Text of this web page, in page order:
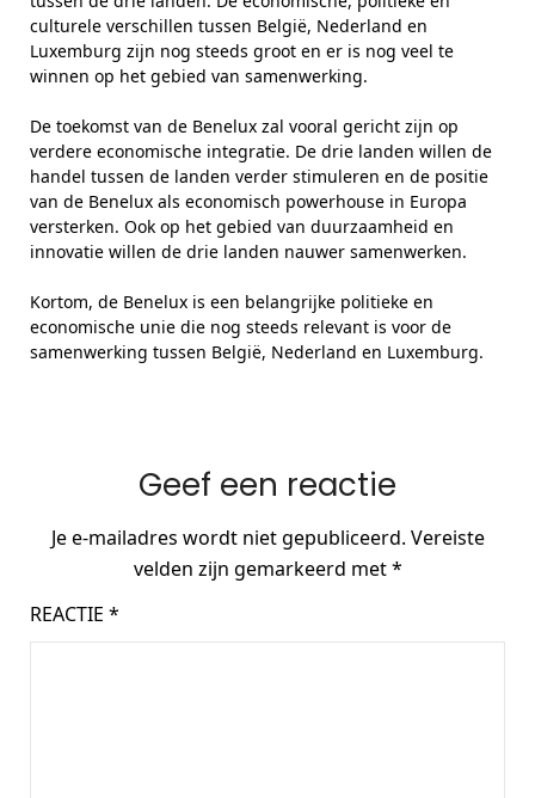
culturele verschillen tussen België, Nederland en
Luxemburg zijn nog steeds groot en er is nog veel te
winnen op het gebied van samenwerking.
De toekomst van de Benelux zal vooral gericht zijn op
verdere economische integratie. De drie landen willen de
handel tussen de landen verder stimuleren en de positie
van de Benelux als economisch powerhouse in Europa
versterken. Ook op het gebied van duurzaamheid en
innovatie willen de drie landen nauwer samenwerken.
Kortom, de Benelux is een belangrijke politieke en
economische unie die nog steeds relevant is voor de
samenwerking tussen België, Nederland en Luxemburg.
Geef een reactie
Je e-mailadres wordt niet gepubliceerd. Vereiste
velden zijn gemarkeerd met*
REACTIE *